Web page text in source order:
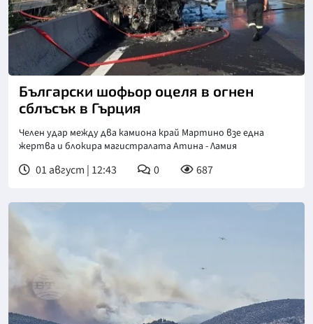
Снимка: То Вима
Български шофьор оцеля в огнен
сблъсък в Гърция
Челен удар между два камиона край Мартино взе една
жертва и блокира магистралата Атина - Ламия
01 август | 12:43 0 687